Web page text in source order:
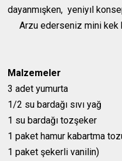
dayanmışken, yeniyıl
Arzu ederseniz mini kek
Malzemeler
3 adet yumurta
1/2 su bardağı sıvı yağ
1 su bardağı tozşeker
1 paket hamur kabartma
1 paket şekerli vanilin)